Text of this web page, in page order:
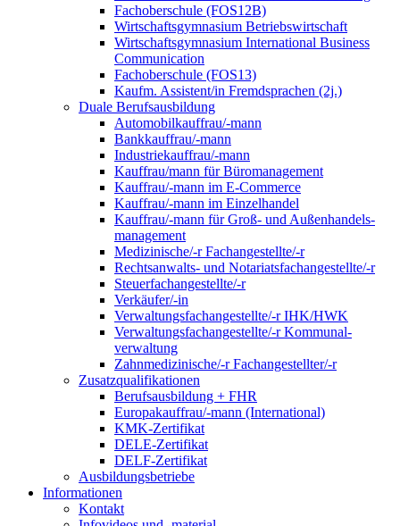
Fachoberschule (FOS12B)
Wirtschaftsgymnasium Betriebswirtschaft
Wirtschaftsgymnasium International Business
Communication
Fachoberschule (FOS13)
Kaufm. Assistent/in Fremdsprachen (2j.)
Duale Berufsausbildung
Automobilkauffrau/-mann
Bankkauffrau/-mann
Industriekauffrau/-mann
Kauffrau/mann für Büromanagement
Kauffrau/-mann im E-Commerce
Kauffrau/-mann im Einzelhandel
Kauffrau/-mann für Groß- und Außen­handels­
manage­ment
Medizinische/-r Fachangestellte/-r
Rechtsanwalts- und Notariatsfachangestellte/-r
Steuerfachangestellte/-r
Verkäufer/-in
Verwaltungs­fach­angestellte/-r IHK/HWK
Verwaltungsfach­angestellte/-r Kommunal­
verwaltung
Zahnmedizinische/-r Fachangestellter/-r
Zusatzqualifikationen
Berufsausbildung + FHR
Europakauffrau/-mann (International)
KMK-Zertifikat
DELE-Zertifikat
DELF-Zertifikat
Ausbildungsbetriebe
Informationen
Kontakt